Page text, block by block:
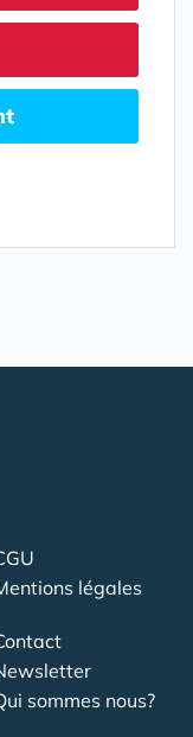
légales
sommes nous?